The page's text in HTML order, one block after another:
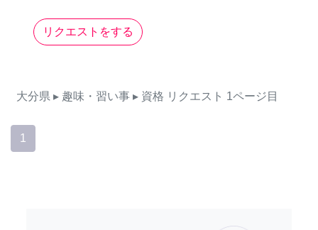
リクエストをする
大分県 ▸ 趣味・習い事 ▸ 資格 リクエスト 1ページ目
1